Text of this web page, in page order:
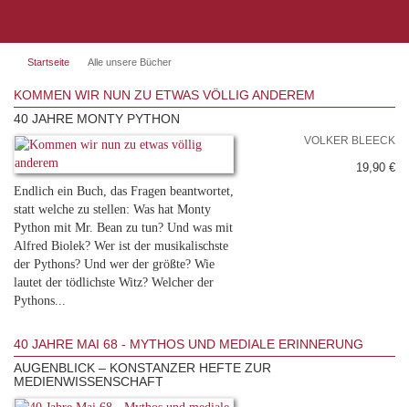
Startseite Alle unsere Bücher
KOMMEN WIR NUN ZU ETWAS VÖLLIG ANDEREM
40 JAHRE MONTY PYTHON
Endlich ein Buch, das Fragen beantwortet,
statt welche zu stellen: Was hat Monty
Python mit Mr. Bean zu tun? Und was mit
Alfred Biolek? Wer ist der musikalischste
der Pythons? Und wer der größte? Wie
lautet der tödlichste Witz? Welcher der
Pythons...
VOLKER BLEECK
19,90 €
40 JAHRE MAI 68 - MYTHOS UND MEDIALE ERINNERUNG
AUGENBLICK – KONSTANZER HEFTE ZUR
MEDIENWISSENSCHAFT